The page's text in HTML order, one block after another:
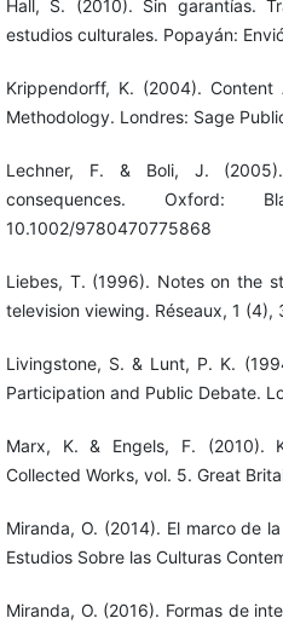
Hall, S. (2010). Sin garantías.
estudios culturales. Popayán:
Krippendorff, K. (2004).
Methodology. Londres: Sage
Lechner, F. & Boli, J.
consequences. Oxford:
10.1002/9780470775868
Liebes, T. (1996). Notes on the
television viewing. Réseaux, 1 (4),
Livingstone, S. & Lunt, P. K.
Participation and Public Debate.
Marx, K. & Engels, F. (2010).
Collected Works, vol. 5. Great
Miranda, O. (2014). El marco de
Estudios Sobre las Culturas
Miranda, O. (2016). Formas de